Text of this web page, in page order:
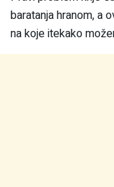
baratanja hranom, a
na koje itekako